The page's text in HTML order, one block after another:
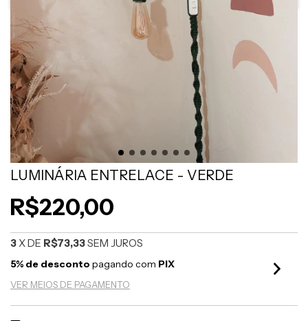
LUMINÁRIA ENTRELACE - VERDE
R$220,00
3X DE R$73,33SEM JUROS
5% de desconto pagando com PIX
VER MEIOS DE PAGAMENTO